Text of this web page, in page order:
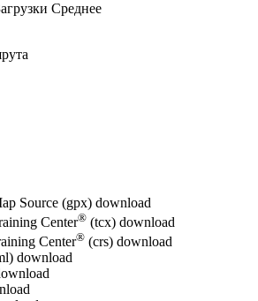
Среднее
Source (gpx) download
Center® (tcx) download
Center® (crs) download
download